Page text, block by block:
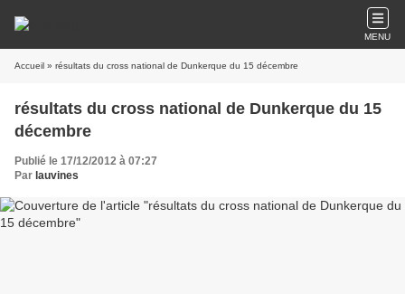
MENU
Accueil » résultats du cross national de Dunkerque du 15 décembre
résultats du cross national de Dunkerque du 15
décembre
Publié le 17/12/2012 à 07:27
Par lauvines